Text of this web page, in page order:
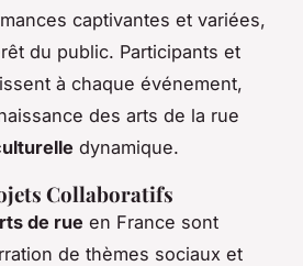
captivantes et variées,
du public. Participants et
à chaque événement,
des arts de la rue
dynamique.
Collaboratifs
de rue en France sont
de thèmes sociaux et